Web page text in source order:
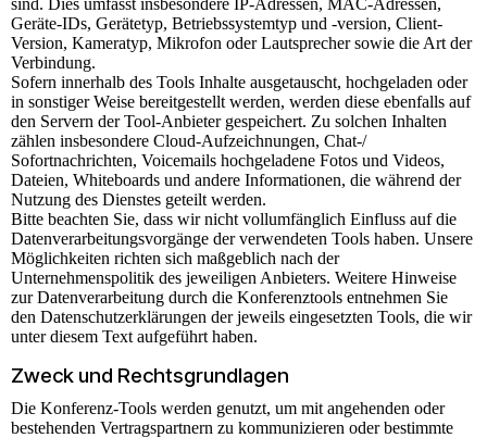
sind. Dies umfasst insbesondere IP-Adressen, MAC-Adressen,
Geräte-IDs, Gerätetyp, Betriebssystemtyp und -version, Client-
Version, Kameratyp, Mikrofon oder Lautsprecher sowie die Art der
Verbindung.
Sofern innerhalb des Tools Inhalte ausgetauscht, hochgeladen oder
in sonstiger Weise bereitgestellt werden, werden diese ebenfalls auf
den Servern der Tool-Anbieter gespeichert. Zu solchen Inhalten
zählen insbesondere Cloud-Aufzeichnungen, Chat-/
Sofortnachrichten, Voicemails hochgeladene Fotos und Videos,
Dateien, Whiteboards und andere Informationen, die während der
Nutzung des Dienstes geteilt werden.
Bitte beachten Sie, dass wir nicht vollumfänglich Einfluss auf die
Datenverarbeitungsvorgänge der verwendeten Tools haben. Unsere
Möglichkeiten richten sich maßgeblich nach der
Unternehmenspolitik des jeweiligen Anbieters. Weitere Hinweise
zur Datenverarbeitung durch die Konferenztools entnehmen Sie
den Datenschutzerklärungen der jeweils eingesetzten Tools, die wir
unter diesem Text aufgeführt haben.
Zweck und Rechtsgrundlagen
Die Konferenz-Tools werden genutzt, um mit angehenden oder
bestehenden Vertragspartnern zu kommunizieren oder bestimmte